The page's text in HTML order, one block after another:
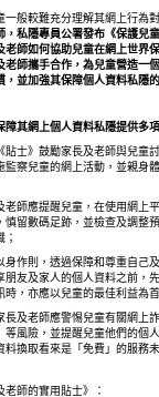
般較難充分理解其網上行為
，私隱專員公署發布《保護兒
老師如何協助兒童在網上世界
老師攜手合作，為兒童營造一
並加強其保障個人資料私隱
障其網上個人資料私隱提供多
《貼士》鼓勵家長及老師與兒童
監察兒童的網上活動，並親身
老師應提醒兒童，在使用網上
慎留數碼足跡，並檢查及調整
身作則，透過保障和尊重自己
朋友及家人的個人資料之前，
時，亦應以兒童的最佳利益為
長及老師應警惕兒童有關網上
等風險，並提醒兒童他們的個
料換取看來是「免費」的服務
師的實用貼士》：